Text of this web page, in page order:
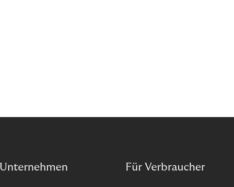
Unternehmen Für Verbraucher